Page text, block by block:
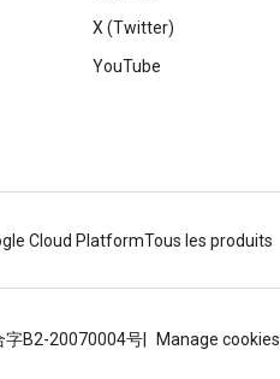
X (Twitter)
YouTube
Cloud PlatformTous les produits
字B2-20070004号 Manage cookies